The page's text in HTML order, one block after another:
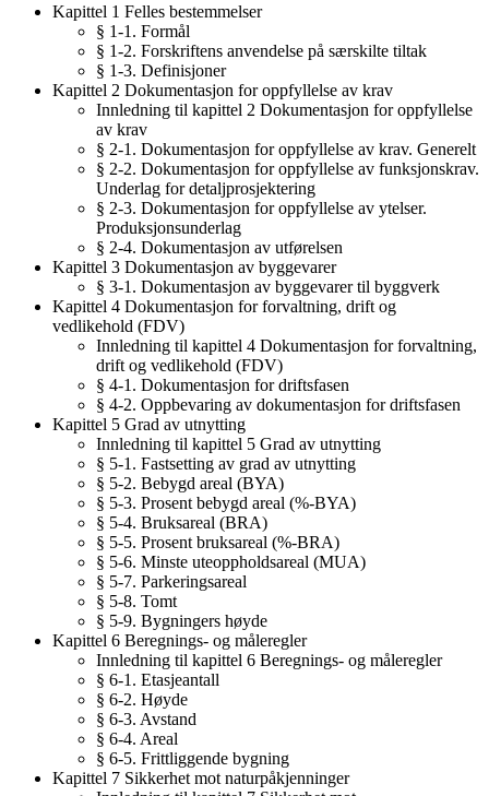
Kapittel 1 Felles bestemmelser
§ 1-1. Formål
§ 1-2. Forskriftens anvendelse på særskilte tiltak
§ 1-3. Definisjoner
Kapittel 2 Dokumentasjon for oppfyllelse av krav
Innledning til kapittel 2 Dokumentasjon for oppfyllelse
av krav
§ 2-1. Dokumentasjon for oppfyllelse av krav. Generelt
§ 2-2. Dokumentasjon for oppfyllelse av funksjonskrav.
Underlag for detaljprosjektering
§ 2-3. Dokumentasjon for oppfyllelse av ytelser.
Produksjonsunderlag
§ 2-4. Dokumentasjon av utførelsen
Kapittel 3 Dokumentasjon av byggevarer
§ 3-1. Dokumentasjon av byggevarer til byggverk
Kapittel 4 Dokumentasjon for forvaltning, drift og
vedlikehold (FDV)
Innledning til kapittel 4 Dokumentasjon for forvaltning,
drift og vedlikehold (FDV)
§ 4-1. Dokumentasjon for driftsfasen
§ 4-2. Oppbevaring av dokumentasjon for driftsfasen
Kapittel 5 Grad av utnytting
Innledning til kapittel 5 Grad av utnytting
§ 5-1. Fastsetting av grad av utnytting
§ 5-2. Bebygd areal (BYA)
§ 5-3. Prosent bebygd areal (%-BYA)
§ 5-4. Bruksareal (BRA)
§ 5-5. Prosent bruksareal (%-BRA)
§ 5-6. Minste uteoppholdsareal (MUA)
§ 5-7. Parkeringsareal
§ 5-8. Tomt
§ 5-9. Bygningers høyde
Kapittel 6 Beregnings- og måleregler
Innledning til kapittel 6 Beregnings- og måleregler
§ 6-1. Etasjeantall
§ 6-2. Høyde
§ 6-3. Avstand
§ 6-4. Areal
§ 6-5. Frittliggende bygning
Kapittel 7 Sikkerhet mot naturpåkjenninger